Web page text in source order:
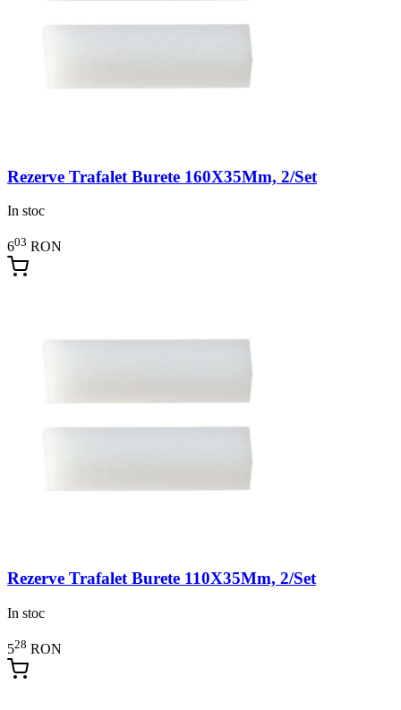
Rezerve Trafalet Burete 160X35Mm, 2/Set
In stoc
603 RON
Rezerve Trafalet Burete 110X35Mm, 2/Set
In stoc
528 RON